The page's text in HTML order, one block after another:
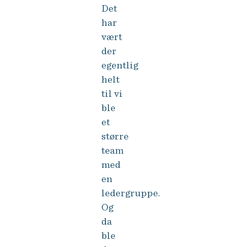
Det
har
vært
der
egentlig
helt
til vi
ble
et
større
team
med
en
ledergruppe.
Og
da
ble